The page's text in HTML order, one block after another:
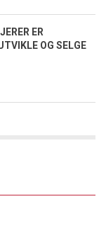
ER
OG SELGE